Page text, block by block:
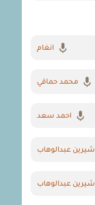
انغام
محمد حماقي
احمد سعد
شيرين عبدالوهاب
شيرين عبدالوهاب